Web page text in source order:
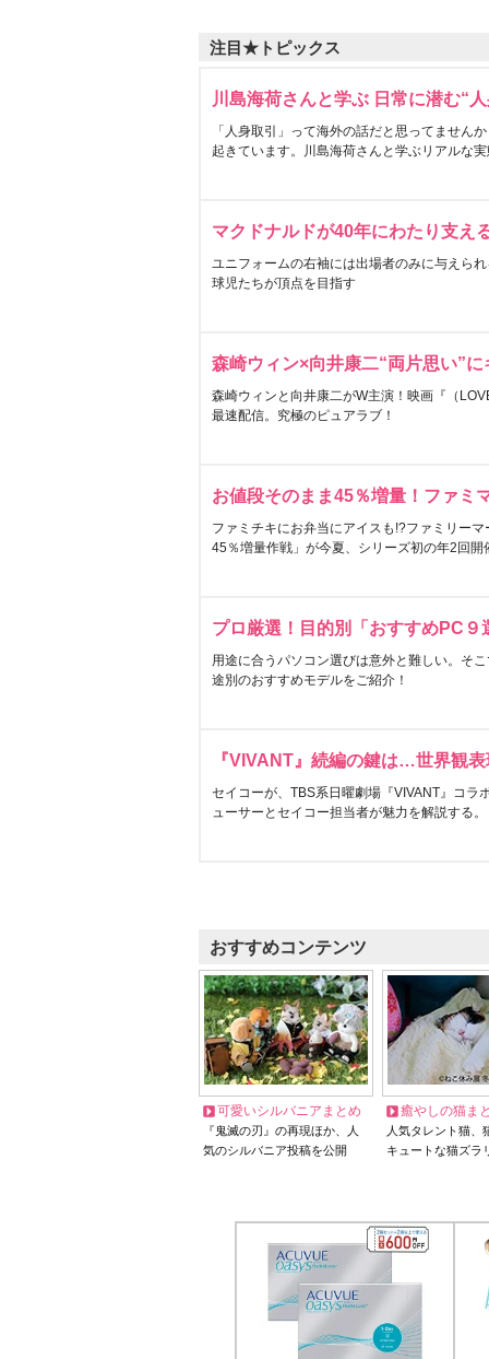
注目★トピックス
川島海荷さんと学ぶ 日常に潜む“
「人身取引」って海外の話だと思ってません
起きています。川島海荷さんと学ぶリアルな
マクドナルドが40年にわたり支え
ユニフォームの右袖には出場者のみに与えら
球児たちが頂点を目指す
森崎ウィン×向井康二“両片思い”
森崎ウィンと向井康二がW主演！映画『（
最速配信。究極のピュアラブ！
お値段そのまま45％増量！ファミ
ファミチキにお弁当にアイスも!?ファミリー
45％増量作戦」が今夏、シリーズ初の年2回開
プロ厳選！目的別「おすすめPC９
用途に合うパソコン選びは意外と難しい。そ
途別のおすすめモデルをご紹介！
『VIVANT』続編の鍵は…世界観
セイコーが、TBS系日曜劇場『VIVANT』コラ
ューサーとセイコー担当者が魅力を解説する。
おすすめコンテンツ
可愛いシルバニアまとめ
『鬼滅の刃』の再現ほか、人
気のシルバニア投稿を公開
癒やしの猫ま
人気タレント猫
キュートな猫ズラ